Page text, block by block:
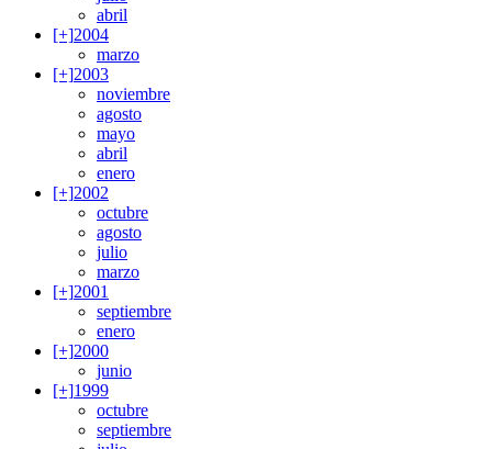
abril
[+]2004
marzo
[+]2003
noviembre
agosto
mayo
abril
enero
[+]2002
octubre
agosto
julio
marzo
[+]2001
septiembre
enero
[+]2000
junio
[+]1999
octubre
septiembre